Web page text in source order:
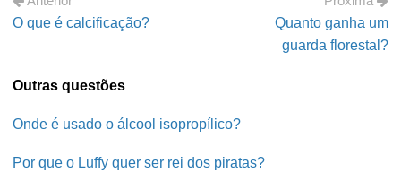
O que é calcificação?
Quanto ganha um
guarda florestal?
Outras questões
Onde é usado o álcool isopropílico?
Por que o Luffy quer ser rei dos piratas?